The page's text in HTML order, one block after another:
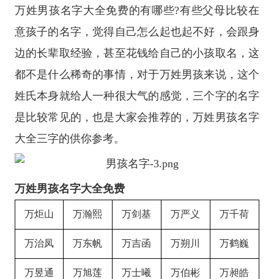
万姓男孩名字大全免费的有哪些?有些父母比较在
意孩子的名字，觉得自己怎么起也起不好，会跟身
边的长辈取经验，甚至花钱给自己的小孩取名，这
都不是什么稀奇的事情，对于万姓男孩来说，这个
姓氏本身就给人一种很大气的感觉，三个字的名字
是比较常见的，也是大家会推荐的，万姓男孩名字
大全三字的供你参考。
万姓男孩名字大全免费
万炬山 万瀚熙 万剑基 万严义 万千荷
万治凤 万东帆 万吉函 万朔川 万鹤巍
万昱通 万旭莲 万士曦 万伯彬 万昶皓